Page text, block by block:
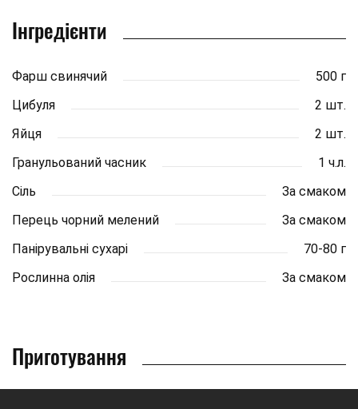
Інгредієнти
Фарш свинячий
500 г
Цибуля
2 шт.
Яйця
2 шт.
Гранульований часник
1 ч.л.
Сіль
За смаком
Перець чорний мелений
За смаком
Панірувальні сухарі
70-80 г
Рослинна олія
За смаком
Приготування